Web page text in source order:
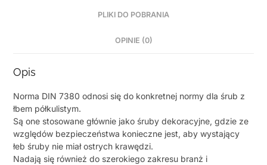
PLIKI DO POBRANIA
OPINIE (0)
Opis
Norma DIN 7380 odnosi się do konkretnej normy dla śrub z
łbem półkulistym.
Są one stosowane głównie jako śruby dekoracyjne, gdzie ze
względów bezpieczeństwa konieczne jest, aby wystający
łeb śruby nie miał ostrych krawędzi.
Nadają się również do szerokiego zakresu branż i